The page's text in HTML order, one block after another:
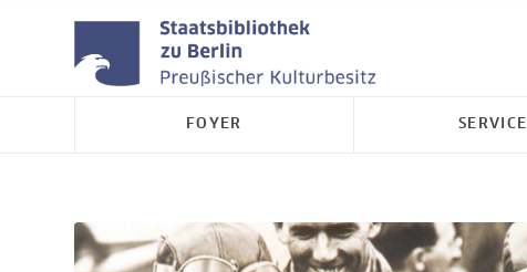
FOYER SERVICE